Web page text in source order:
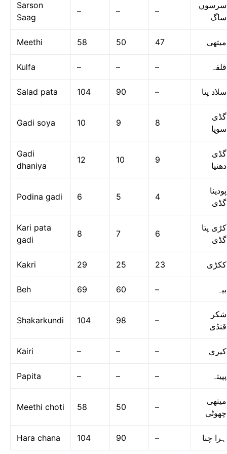
Sarson
Saag
– – –
سرسوں
ساگ
Meethi 58 50 47 میتھی
Kulfa – – – قلفہ
Salad pata 104 90 – سلاد پتا
Gadi soya 10 9 8
گڈی
سویا
Gadi
dhaniya
12 10 9
گڈی
دھنیا
Podina gadi 6 5 4
پودینا
گڈی
Kari pata
gadi
8 7 6
کڑی پتا
گڈی
Kakri 29 25 23 ککڑی
Beh 69 60 – بیہ
Shakarkundi 104 98 –
شکر
قنڈی
Kairi – – – کیری
Papita – – – پپیتہ
Meethi choti 58 50 –
میتھی
چھوٹی
Hara chana 104 90 – ہرا چنا